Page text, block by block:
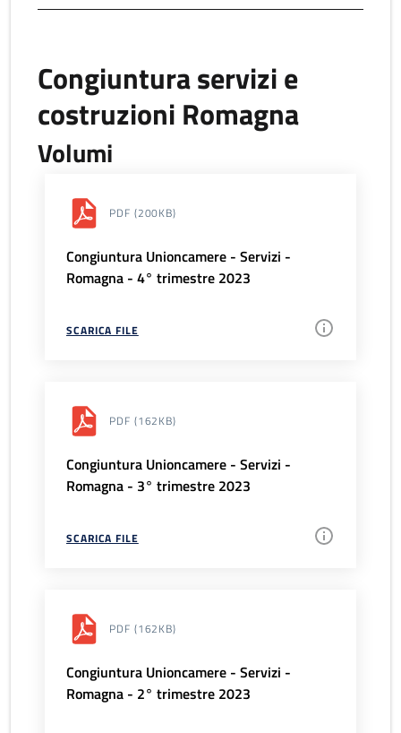
Congiuntura servizi e
costruzioni Romagna
Volumi
PDF (200KB)
Congiuntura Unioncamere - Servizi -
Romagna - 4° trimestre 2023
SCARICA FILE
PDF (162KB)
Congiuntura Unioncamere - Servizi -
Romagna - 3° trimestre 2023
SCARICA FILE
PDF (162KB)
Congiuntura Unioncamere - Servizi -
Romagna - 2° trimestre 2023